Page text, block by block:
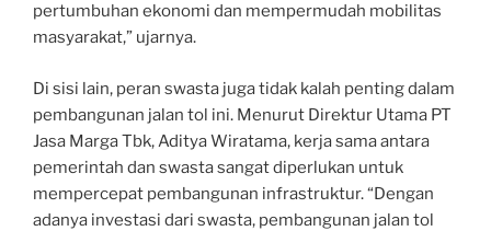
pertumbuhan ekonomi dan mempermudah mobilitas
masyarakat,” ujarnya.
Di sisi lain, peran swasta juga tidak kalah penting dalam
pembangunan jalan tol ini. Menurut Direktur Utama PT
Jasa Marga Tbk, Aditya Wiratama, kerja sama antara
pemerintah dan swasta sangat diperlukan untuk
mempercepat pembangunan infrastruktur. “Dengan
adanya investasi dari swasta, pembangunan jalan tol